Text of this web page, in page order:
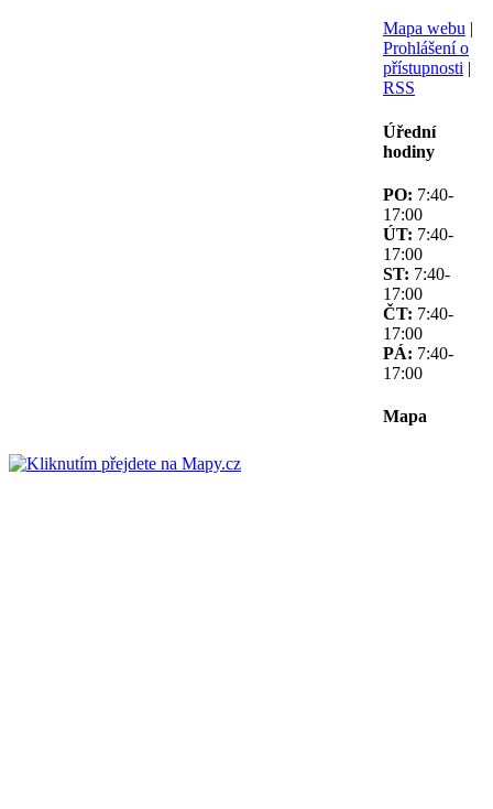
Mapa webu
Prohlášení o
přístupnosti
RSS
Úřední
hodiny
PO: 7:40-
17:00
ÚT: 7:40-
17:00
ST: 7:40-
17:00
ČT: 7:40-
17:00
PÁ: 7:40-
17:00
Mapa